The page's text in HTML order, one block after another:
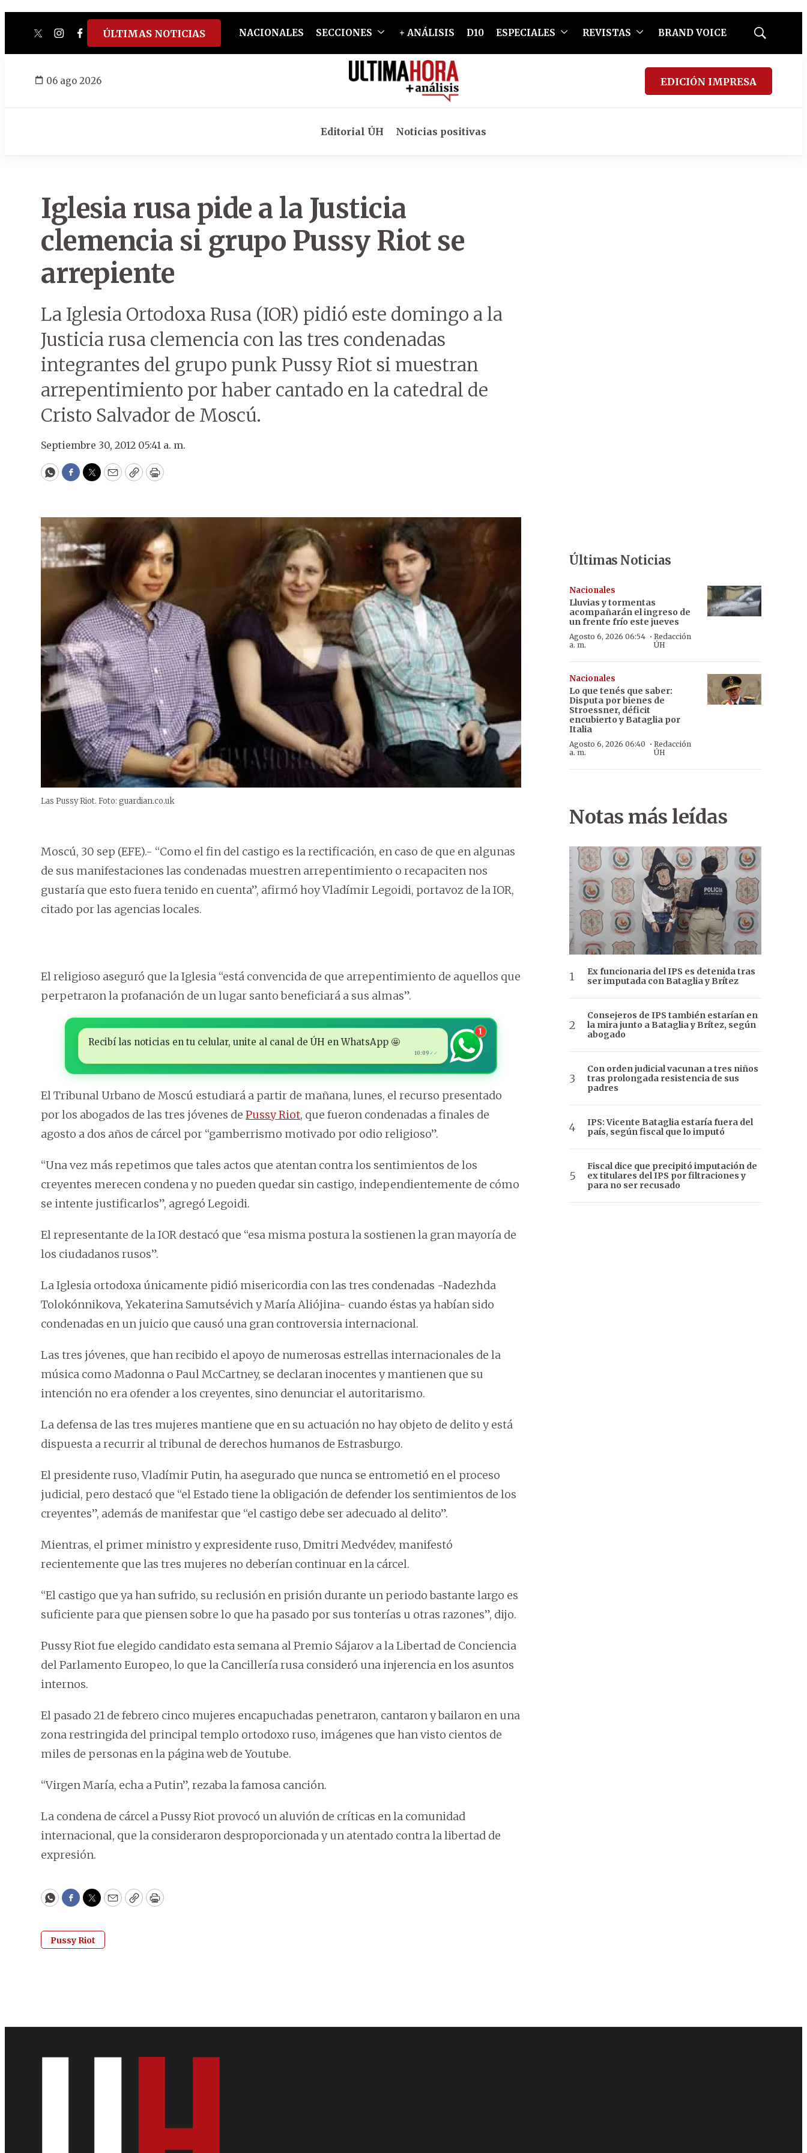
twitterinstagram
facebook
tiktokyoutube
spotify
ÚLTIMAS NOTICIAS NACIONALES SECCIONES + ANÁLISIS D10 ESPECIALES REVISTAS BRAND VOICE
Mostrar
06 ago 2026 EDICIÓN IMPRESA
Editorial ÚH Noticias positivas
Iglesia rusa pide a la Justicia
clemencia si grupo Pussy Riot se
arrepiente
La Iglesia Ortodoxa Rusa (IOR) pidió este domingo a la
Justicia rusa clemencia con las tres condenadas
integrantes del grupo punk Pussy Riot si muestran
arrepentimiento por haber cantado en la catedral de
Cristo Salvador de Moscú.
Septiembre 30, 2012 05:41 a. m.
WhatsApp
Facebook
Twitter
EmailCopyPrint
Las Pussy Riot. Foto: guardian.co.uk
Moscú, 30 sep (EFE).- “Como el fin del castigo es la rectificación, en caso de que en algunas
de sus manifestaciones las condenadas muestren arrepentimiento o recapaciten nos
gustaría que esto fuera tenido en cuenta”, afirmó hoy Vladímir Legoidi, portavoz de la IOR,
citado por las agencias locales.
El religioso aseguró que la Iglesia “está convencida de que arrepentimiento de aquellos que
perpetraron la profanación de un lugar santo beneficiará a sus almas”.
Recibí las noticias en tu celular, unite al canal de ÚH en WhatsApp 🤩
10:09 ✓✓
1
El Tribunal Urbano de Moscú estudiará a partir de mañana, lunes, el recurso presentado
por los abogados de las tres jóvenes de Pussy Riot, que fueron condenadas a finales de
agosto a dos años de cárcel por “gamberrismo motivado por odio religioso”.
“Una vez más repetimos que tales actos que atentan contra los sentimientos de los
creyentes merecen condena y no pueden quedar sin castigo, independientemente de cómo
se intente justificarlos”, agregó Legoidi.
El representante de la IOR destacó que “esa misma postura la sostienen la gran mayoría de
los ciudadanos rusos”.
La Iglesia ortodoxa únicamente pidió misericordia con las tres condenadas -Nadezhda
Tolokónnikova, Yekaterina Samutsévich y María Aliójina- cuando éstas ya habían sido
condenadas en un juicio que causó una gran controversia internacional.
Las tres jóvenes, que han recibido el apoyo de numerosas estrellas internacionales de la
música como Madonna o Paul McCartney, se declaran inocentes y mantienen que su
intención no era ofender a los creyentes, sino denunciar el autoritarismo.
La defensa de las tres mujeres mantiene que en su actuación no hay objeto de delito y está
dispuesta a recurrir al tribunal de derechos humanos de Estrasburgo.
El presidente ruso, Vladímir Putin, ha asegurado que nunca se entrometió en el proceso
judicial, pero destacó que “el Estado tiene la obligación de defender los sentimientos de los
creyentes”, además de manifestar que “el castigo debe ser adecuado al delito”.
Mientras, el primer ministro y expresidente ruso, Dmitri Medvédev, manifestó
recientemente que las tres mujeres no deberían continuar en la cárcel.
“El castigo que ya han sufrido, su reclusión en prisión durante un periodo bastante largo es
suficiente para que piensen sobre lo que ha pasado por sus tonterías u otras razones”, dijo.
Pussy Riot fue elegido candidato esta semana al Premio Sájarov a la Libertad de Conciencia
del Parlamento Europeo, lo que la Cancillería rusa consideró una injerencia en los asuntos
internos.
El pasado 21 de febrero cinco mujeres encapuchadas penetraron, cantaron y bailaron en una
zona restringida del principal templo ortodoxo ruso, imágenes que han visto cientos de
miles de personas en la página web de Youtube.
“Virgen María, echa a Putin”, rezaba la famosa canción.
La condena de cárcel a Pussy Riot provocó un aluvión de críticas en la comunidad
internacional, que la consideraron desproporcionada y un atentado contra la libertad de
expresión.
WhatsApp
Facebook
Twitter
EmailCopyPrint
Pussy Riot
Últimas Noticias
Nacionales
Lluvias y tormentas
acompañarán el ingreso de
un frente frío este jueves
Agosto 6, 2026 06:54
a. m.
· Redacción
ÚH
Nacionales
Lo que tenés que saber:
Disputa por bienes de
Stroessner, déficit
encubierto y Bataglia por
Italia
Agosto 6, 2026 06:40
a. m.
· Redacción
ÚH
Notas más leídas
Ex funcionaria del IPS es detenida tras
ser imputada con Bataglia y Brítez
Consejeros de IPS también estarían en
la mira junto a Bataglia y Brítez, según
abogado
Con orden judicial vacunan a tres niños
tras prolongada resistencia de sus
padres
IPS: Vicente Bataglia estaría fuera del
país, según fiscal que lo imputó
Fiscal dice que precipitó imputación de
ex titulares del IPS por filtraciones y
para no ser recusado